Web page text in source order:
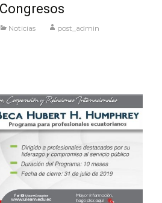
Noticias post_admin